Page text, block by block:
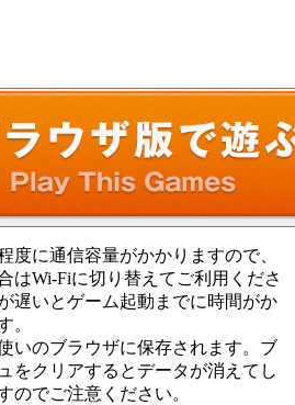
度に通信容量がかかりますので、
はWi-Fiに切り替えてご利用くださ
遅いとゲーム起動までに時間がか
。
いのブラウザに保存されます。ブ
をクリアするとデータが消えてし
のでご注意ください。